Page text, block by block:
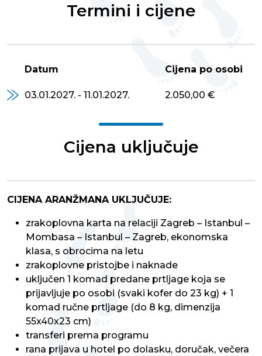
Termini i cijene
Datum Cijena po osobi
03.01.2027. - 11.01.2027. 2.050,00 €
Cijena uključuje
CIJENA ARANŽMANA UKLJUČUJE:
zrakoplovna karta na relaciji Zagreb – Istanbul –
Mombasa – Istanbul – Zagreb, ekonomska
klasa, s obrocima na letu
zrakoplovne pristojbe i naknade
uključen 1 komad predane prtljage koja se
prijavljuje po osobi (svaki kofer do 23 kg) + 1
komad ručne prtljage (do 8 kg, dimenzija
55x40x23 cm)
transferi prema programu
rana prijava u hotel po dolasku, doručak, večera